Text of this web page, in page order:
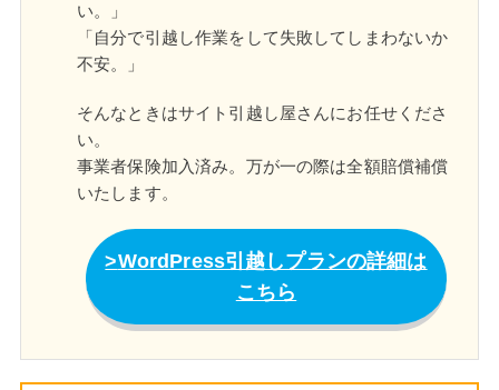
い。」
「自分で引越し作業をして失敗してしまわないか
不安。」
そんなときはサイト引越し屋さんにお任せくださ
い。
事業者保険加入済み。万が一の際は全額賠償補償
いたします。
WordPress引越しプランの詳細は
こちら